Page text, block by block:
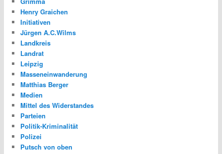
Henry Graichen
Initiativen
Jürgen A.C.Wilms
Landkreis
Landrat
Leipzig
Masseneinwanderung
Matthias Berger
Medien
Mittel des Widerstandes
Parteien
Politik-Kriminalität
Polizei
Putsch von oben